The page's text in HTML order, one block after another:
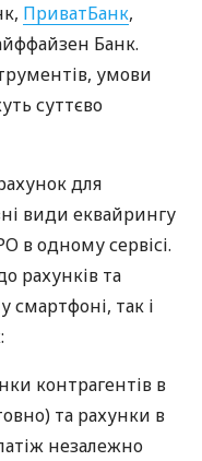
ПриватБанк,
Банк.
умови
суттєво
для
види еквайрингу
в одному сервісі.
рахунків та
смартфоні, так і
контрагентів в
та рахунки в
незалежно